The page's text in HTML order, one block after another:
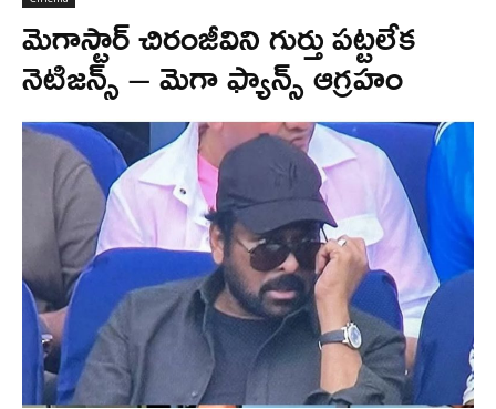
మెగాస్టార్ చిరంజీవిని గుర్తు పట్టలేక
నెటిజన్స్ – మెగా ఫ్యాన్స్ ఆగ్రహం